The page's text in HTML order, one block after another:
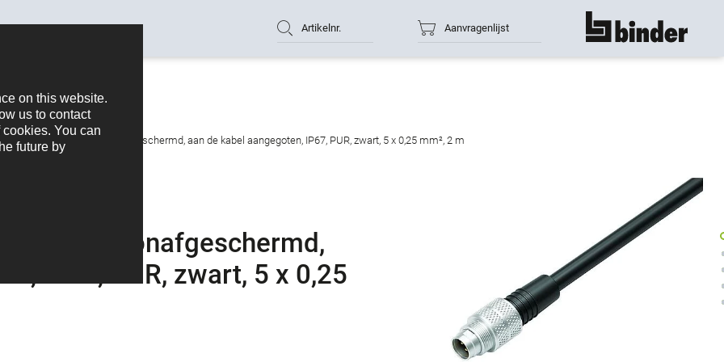
Artikelnr. Aanvragenlijst toon alles
aantal polen: 5, onafgeschermd, aan de kabel aangegoten, IP67, PUR, zwart, 5 x 0,25 mm², 2 m
polen: 5, onafgeschermd,
IP67, PUR, zwart, 5 x 0,25